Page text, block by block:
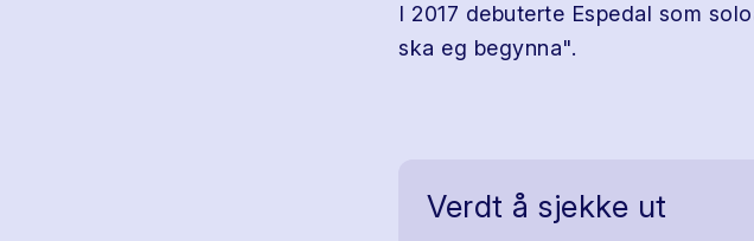
I 2017 debuterte Espedal som
ska eg begynna".
Verdt å sjekke ut